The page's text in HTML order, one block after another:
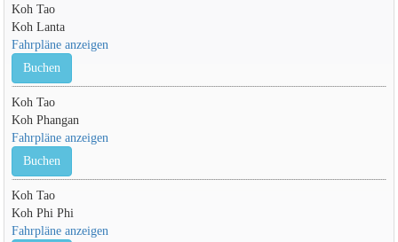
Koh Tao
Koh Lanta
Fahrpläne anzeigen
Buchen
Koh Tao
Koh Phangan
Fahrpläne anzeigen
Buchen
Koh Tao
Koh Phi Phi
Fahrpläne anzeigen